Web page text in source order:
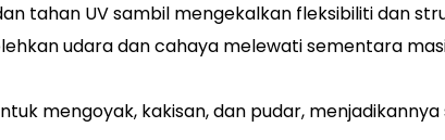
tahan UV sambil mengekalkan fleksibiliti dan
udara dan cahaya melewati sementara
mengoyak, kakisan, dan pudar,